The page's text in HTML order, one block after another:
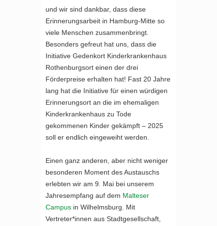
und wir sind dankbar, dass diese
Erinnerungsarbeit in Hamburg-Mitte so
viele Menschen zusammenbringt.
Besonders gefreut hat uns, dass die
Initiative Gedenkort Kinderkrankenhaus
Rothenburgsort einen der drei
Förderpreise erhalten hat! Fast 20 Jahre
lang hat die Initiative für einen würdigen
Erinnerungsort an die im ehemaligen
Kinderkrankenhaus zu Tode
gekommenen Kinder gekämpft – 2025
soll er endlich eingeweiht werden.
Einen ganz anderen, aber nicht weniger
besonderen Moment des Austauschs
erlebten wir am 9. Mai bei unserem
Jahresempfang auf dem Malteser
Campus in Wilhelmsburg. Mit
Vertreter*innen aus Stadtgesellschaft,